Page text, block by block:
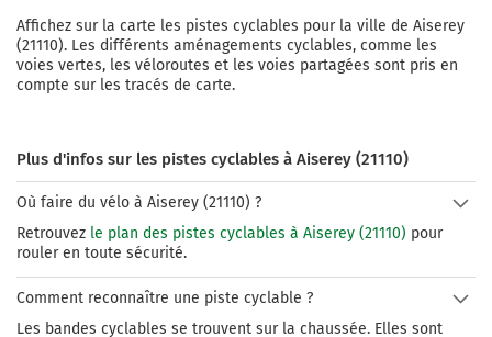
Affichez sur la carte les pistes cyclables pour la ville de Aiserey
(21110). Les différents aménagements cyclables, comme les
voies vertes, les véloroutes et les voies partagées sont pris en
compte sur les tracés de carte.
Plus d'infos sur les pistes cyclables à Aiserey (21110)
Où faire du vélo à Aiserey (21110) ?
Retrouvez le plan des pistes cyclables à Aiserey (21110) pour
rouler en toute sécurité.
Comment reconnaître une piste cyclable ?
Les bandes cyclables se trouvent sur la chaussée. Elles sont